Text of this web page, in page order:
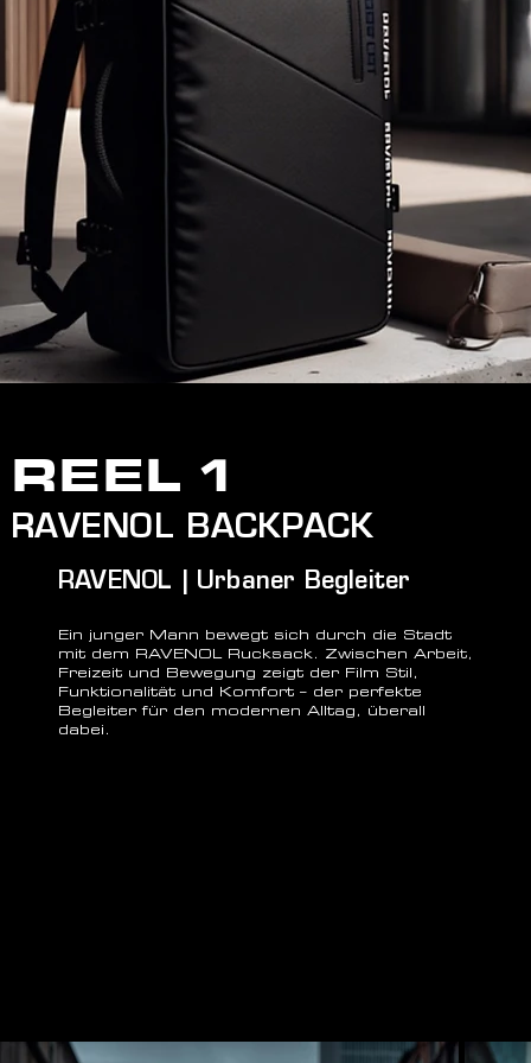
RAVENOL | Urbaner Begleiter
Ein junger Mann bewegt sich durch die Stadt
mit dem RAVENOL Rucksack. Zwischen Arbeit,
Freizeit und Bewegung zeigt der Film Stil,
Funktionalität und Komfort – der perfekte
Begleiter für den modernen Alltag, überall
dabei.
REEL 1
RAVENOL BACKPACK